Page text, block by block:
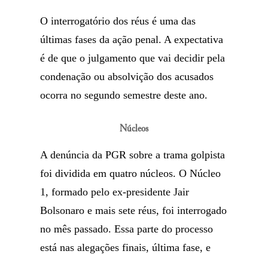
O interrogatório dos réus é uma das
últimas fases da ação penal. A expectativa
é de que o julgamento que vai decidir pela
condenação ou absolvição dos acusados
ocorra no segundo semestre deste ano.
Núcleos
A denúncia da PGR sobre a trama golpista
foi dividida em quatro núcleos. O Núcleo
1, formado pelo ex-presidente Jair
Bolsonaro e mais sete réus, foi interrogado
no mês passado. Essa parte do processo
está nas alegações finais, última fase, e